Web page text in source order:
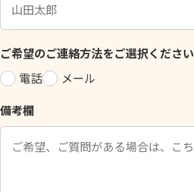
ィ
ー
ル
ド
空
の
ご希望のご連絡方法をご選択ください
電話
メール
備考欄